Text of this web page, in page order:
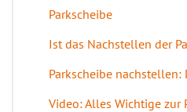
Parkscheibe
Ist das Nachstellen der
Parkscheibe
Video: Alles Wichtige zur